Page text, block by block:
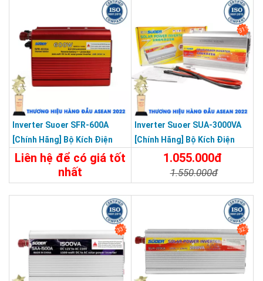
Inverter Suoer SFR-600A
[Chính Hãng] Bộ Kích Điện
Đổi Điện 600W 12V Lên 220V
Chống Ngược Cực
Liên hệ để có giá tốt
nhất
650.000đ
Đặt Mua
31%
Inverter Suoer SUA-3000VA
[Chính Hãng] Bộ Kích Điện
Lên 220V - Máy Kích Điện
Sóng Sin Mô Phỏng
1.055.000đ
1.550.000đ
33% 32%